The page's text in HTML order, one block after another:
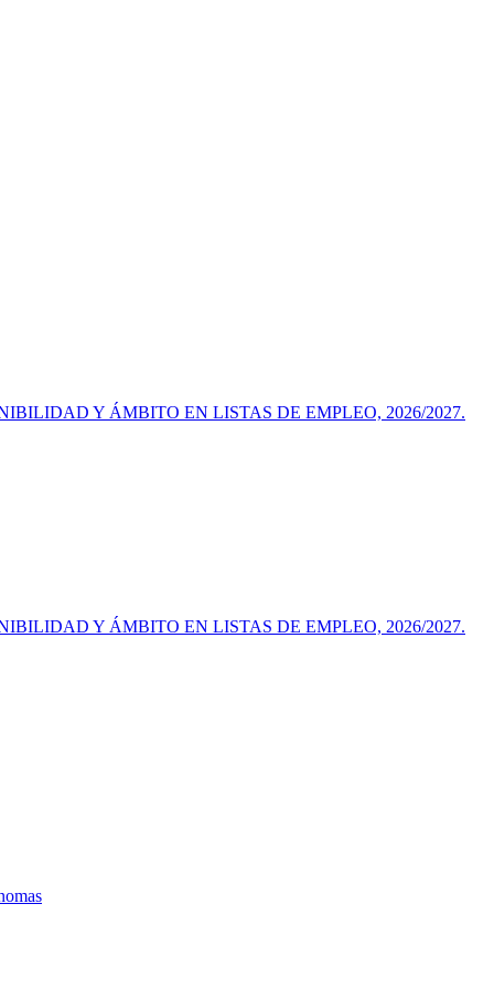
Y ÁMBITO EN LISTAS DE EMPLEO, 2026/2027.
Y ÁMBITO EN LISTAS DE EMPLEO, 2026/2027.